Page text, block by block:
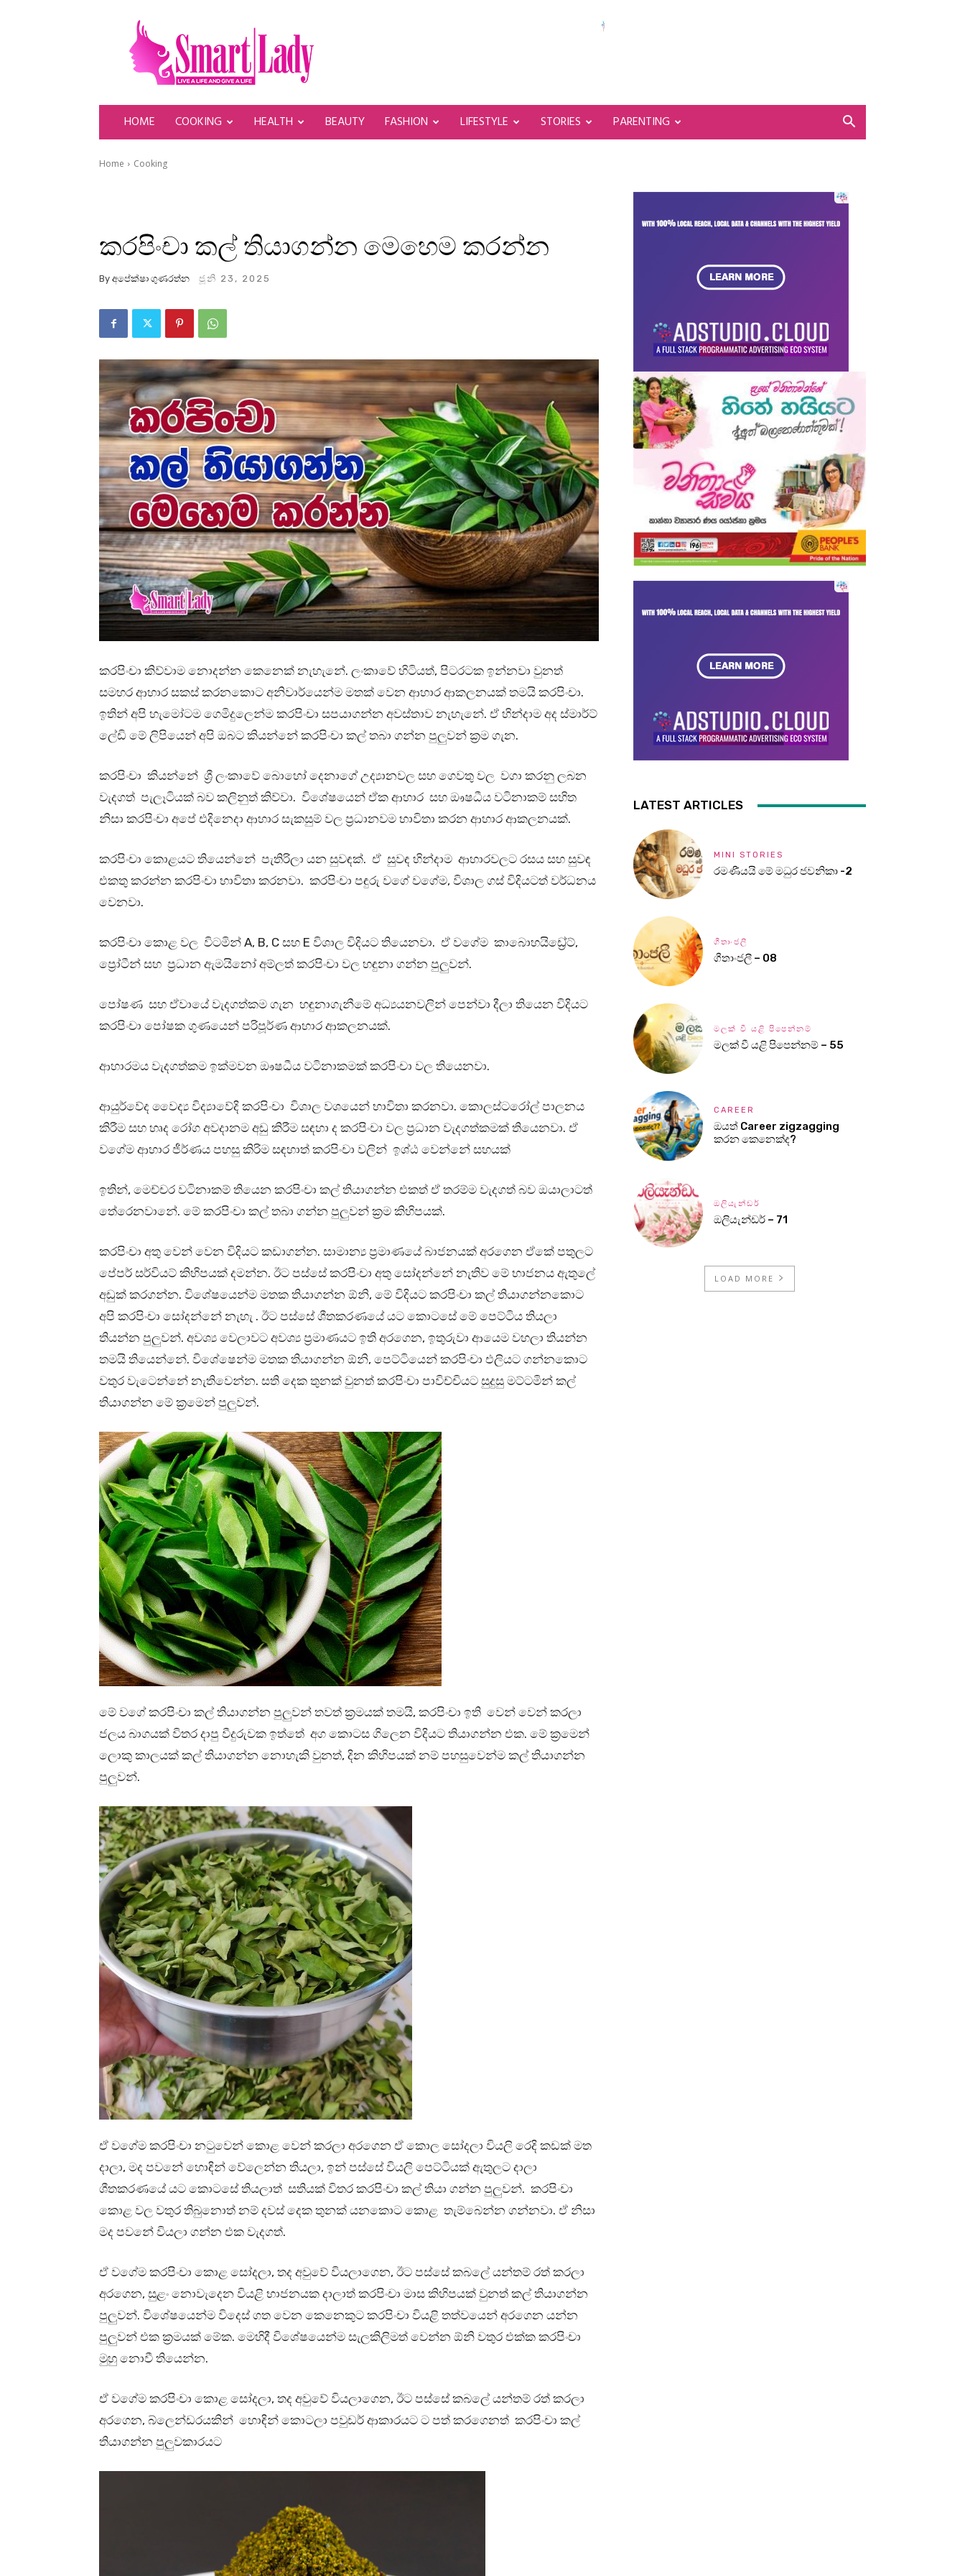
SmartLady
HOME COOKING HEALTH BEAUTY FASHION LIFESTYLE STORIES PARENTING
Home Cooking
කරපිංචා කල් තියාගන්න මෙහෙම කරන්න
By අපේක්ෂා ගුණරත්න ජූනි 23, 2025
කරපිංචා කිව්වාම නොදන්න කෙනෙක් නැහැනේ. ලංකාවේ හිටියත්, පිටරටක ඉන්නවා වුනත්
සමහර ආහාර සකස් කරනකොට අනිවාර්යෙන්ම මතක් වෙන ආහාර ආකලනයක් තමයි කරපිංචා.
ඉතින් අපි හැමෝටම ගෙමිදුලෙන්ම කරපිංචා සපයාගන්න අවස්තාව නැහැනේ. ඒ හින්දාම අද ස්මාර්ට්
ලේඩි මේ ලිපියෙන් අපි ඔබට කියන්නේ කරපිංචා කල් තබා ගන්න පුලුවන් ක්‍රම ගැන.
කරපිංචා කියන්නේ ශ්‍රී ලංකාවේ බොහෝ දෙනාගේ උද්‍යානවල සහ ගෙවතු වල වගා කරනු ලබන
වැදගත් පැලෑටියක් බව කලිනුත් කිව්වා. විශේෂයෙන් ඒක ආහාර සහ ඖෂධීය වටිනාකම් සහිත
නිසා කරපිංචා අපේ එදිනෙදා ආහාර සැකසුම් වල ප්‍රධානවම භාවිතා කරන ආහාර ආකලනයක්.
කරපිංචා කොළයට තියෙන්නේ පැතිරිලා යන සුවඳක්. ඒ සුවඳ හින්දාම ආහාරවලට රසය සහ සුවඳ
එකතු කරන්න කරපිංචා භාවිතා කරනවා. කරපිංචා පඳුරු වගේ වගේම, විශාල ගස් විදියටත් වර්ධනය
වෙනවා.
කරපිංචා කොළ වල විටමින් A, B, C සහ E විශාල විදියට තියෙනවා. ඒ වගේම කාබොහයිඩ්‍රේට්,
ප්‍රෝටීන් සහ ප්‍රධාන ඇමයිනෝ අම්ලත් කරපිංචා වල හඳුනා ගන්න පුලුවන්.
පෝෂණ සහ ඒවායේ වැදගත්කම ගැන හඳුනාගැනීමේ අධ්‍යයනවලින් පෙන්වා දීලා තියෙන විදියට
කරපිංචා පෝෂක ගුණයෙන් පරිපූර්ණ ආහාර ආකලනයක්.
ආහාරමය වැදගත්කම ඉක්මවන ඖෂධීය වටිනාකමක් කරපිංචා වල තියෙනවා.
ආයුර්වේද වෛද්‍ය විද්‍යාවේදි කරපිංචා විශාල වශයෙන් භාවිතා කරනවා. කොලස්ටරෝල් පාලනය
කිරීම සහ හෘද රෝග අවදානම අඩු කිරීම සඳහා ද කරපිංචා වල ප්‍රධාන වැදගත්කමක් තියෙනවා. ඒ
වගේම ආහාර ජීර්ණය පහසු කිරිම සඳහාත් කරපිංචා වලින් ඉශ්ඨ වෙන්නේ සහයක්
ඉතින්, මෙච්චර වටිනාකම් තියෙන කරපිංචා කල් තියාගන්න එකත් ඒ තරම්ම වැදගත් බව ඔයාලාටත්
තේරෙනවානේ. මේ කරපිංචා කල් තබා ගන්න පුලුවන් ක්‍රම කිහිපයක්.
කරපිංචා අතු වෙන් වෙන විදියට කඩාගන්න. සාමාන්‍ය ප්‍රමාණයේ බාජනයක් අරගෙන ඒකේ පතුලට
පේපර් සර්වියට් කිහිපයක් දමන්න. ඊට පස්සේ කරපිංචා අතු සෝදන්නේ නැතිව මේ භාජනය ඇතුලේ
අඩුක් කරගන්න. විශේෂයෙන්ම මතක තියාගන්න ඕනි, මේ විදියට කරපිංචා කල් තියාගන්නකොට
අපි කරපිංචා සෝදන්නේ නැහැ . ඊට පස්සේ ශීතකරණයේ යට කොටසේ මේ පෙට්ටිය තියලා
තියන්න පුලුවන්. අවශ්‍ය වෙලාවට අවශ්‍ය ප්‍රමාණයට ඉති අරගෙන, ඉතුරුවා ආයෙම වහලා තියන්න
තමයි තියෙන්නේ. විශේෂෙන්ම මතක තියාගන්න ඕනි, පෙට්ටියෙන් කරපිංචා එලියට ගන්නකොට
වතුර වැටෙන්නේ නැතිවෙන්න. සති දෙක තුනක් වුනත් කරපිංචා පාවිච්චියට සුදුසු මට්ටමින් කල්
තියාගන්න මේ ක්‍රමෙන් පුලුවන්.
මේ වගේ කරපිංචා කල් තියාගන්න පුලුවන් තවත් ක්‍රමයක් තමයි, කරපිංචා ඉති වෙන් වෙන් කරලා
ජලය බාගයක් විතර දාපු වීදුරුවක ඉත්තේ අග කොටස ගිලෙන විදියට තියාගන්න එක. මේ ක්‍රමෙන්
ලොකු කාලයක් කල් තියාගන්න නොහැකි වුනත්, දින කිහිපයක් නම් පහසුවෙන්ම කල් තියාගන්න
පුලුවන්.
ඒ වගේම කරපිංචා නටුවෙන් කොළ වෙන් කරලා අරගෙන ඒ කොල සෝදලා වියලි රෙදි කඩක් මත
දාලා, මද පවනේ හොඳින් වේලෙන්න තියලා, ඉන් පස්සේ වියලි පෙට්ටියක් ඇතුලට දාලා
ශීතකරණයේ යට කොටසේ තියලාත් සතියක් විතර කරපිංචා කල් තියා ගන්න පුලුවන්. කරපිංචා
කොළ වල වතුර තිබුනොත් නම් දවස් දෙක තුනක් යනකොට කොළ තැම්බෙන්න ගන්නවා. ඒ නිසා
මද පවනේ වියලා ගන්න එක වැදගත්.
ඒ වගේම කරපිංචා කොළ සෝදලා, තද අවුවේ වියලාගෙන, ඊට පස්සේ කබලේ යන්තම් රත් කරලා
අරගෙන, සුළං නොවැදෙන වියළි භාජනයක දාලාත් කරපිංචා මාස කිහිපයක් වුනත් කල් තියාගන්න
පුලුවන්. විශේෂයෙන්ම විදෙස් ගත වෙන කෙනෙකුට කරපිංචා වියළි තත්වයෙන් අරගෙන යන්න
පුලුවන් එක ක්‍රමයක් මේක. මෙහිදී විශේෂයෙන්ම සැලකිලිමත් වෙන්න ඕනි වතුර එක්ක කරපිංචා
මුහු නොවී තියෙන්න.
ඒ වගේම කරපිංචා කොළ සෝදලා, තද අවුවේ වියලාගෙන, ඊට පස්සේ කබලේ යන්තම් රත් කරලා
අරගෙන, බ්ලෙන්ඩරයකින් හොඳින් කොටලා පවුඩර් ආකාරයට ට පත් කරගෙනත් කරපිංචා කල්
තියාගන්න පුලුවකාරයට
LATEST ARTICLES
MINI STORIES
රමණීයයි මේ මධුර ජවනිකා -2
ගීතාංජලී
ගීතාංජලී – 08
මලක් වී යළි පිපෙන්නම්
මලක් වී යළි පිපෙන්නම් – 55
CAREER
ඔයත් Career zigzagging
කරන කෙනෙක්ද?
ඔලියැන්ඩර්
ඔලියැන්ඩර් – 71
LOAD MORE